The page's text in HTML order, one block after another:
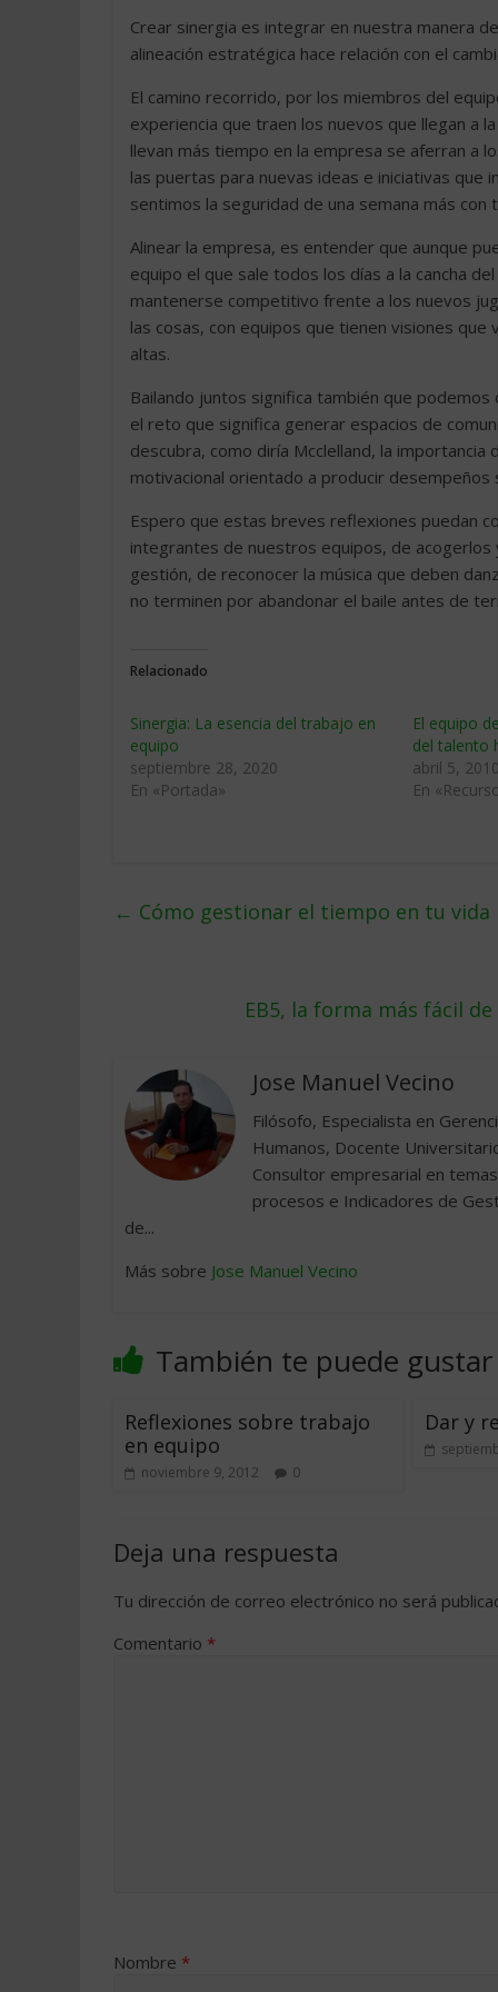
Crear sinergia es integrar en nuestra manera
alineación estratégica hace relación con el
El camino recorrido, por los miembros del
experiencia que traen los nuevos que llegan a
llevan más tiempo en la empresa se aferran a
las puertas para nuevas ideas e iniciativas que
sentimos la seguridad de una semana más con
Alinear la empresa, es entender que aunque
equipo el que sale todos los días a la cancha
mantenerse competitivo frente a los nuevos
las cosas, con equipos que tienen visiones
altas.
Bailando juntos significa también que
el reto que significa generar espacios de
descubra, como diría Mcclelland, la
motivacional orientado a producir desempeños
Espero que estas breves reflexiones puedan
integrantes de nuestros equipos, de
gestión, de reconocer la música que deben
no terminen por abandonar el baile antes de
Relacionado
Sinergia: La esencia del trabajo en
equipo
septiembre 28, 2020
En «Portada»
El equipo
del talento
abril 5,
En
← Cómo gestionar el tiempo en tu vida
EB5, la forma más fácil
Jose Manuel Vecino
Filósofo, Especialista en
Humanos, Docente
Consultor empresarial en
procesos e Indicadores de
de...
Más sobre Jose Manuel Vecino
También te puede gustar
Reflexiones sobre trabajo
en equipo
noviembre 9, 2012 0
Dar y
Deja una respuesta
Tu dirección de correo electrónico no será
Comentario *
Nombre *